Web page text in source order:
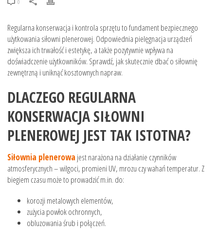
0
Regularna konserwacja i kontrola sprzętu to fundament bezpiecznego
użytkowania siłowni plenerowej. Odpowiednia pielęgnacja urządzeń
zwiększa ich trwałość i estetykę, a także pozytywnie wpływa na
doświadczenie użytkowników. Sprawdź, jak skutecznie dbać o siłownię
zewnętrzną i uniknąć kosztownych napraw.
DLACZEGO REGULARNA
KONSERWACJA SIŁOWNI
PLENEROWEJ JEST TAK ISTOTNA?
Siłownia plenerowa jest narażona na działanie czynników
atmosferycznych – wilgoci, promieni UV, mrozu czy wahań temperatur. Z
biegiem czasu może to prowadzić m.in. do:
korozji metalowych elementów,
zużycia powłok ochronnych,
obluzowania śrub i połączeń.